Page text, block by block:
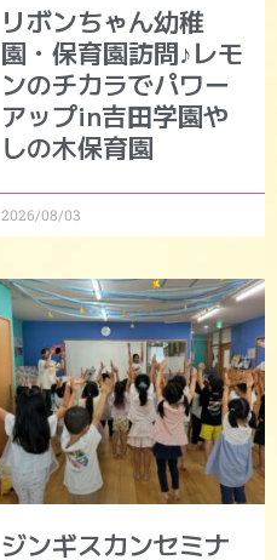
リボンちゃん幼稚
園・保育園訪問♪レモ
ンのチカラでパワー
アップin吉田学園や
しの木保育園
2026/08/03
ジンギスカンセミナ